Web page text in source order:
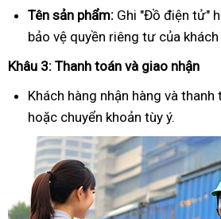
Tên sản phẩm: Ghi "Đồ điện tử"
bảo vệ quyền riêng tư của khách
Khâu 3: Thanh toán và giao nhận
Khách hàng nhận hàng và
hoặc chuyển khoản tùy ý.